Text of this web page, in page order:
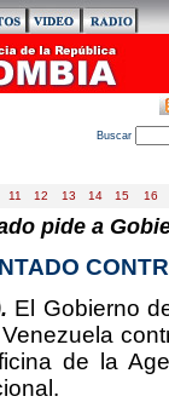
Buscar
11 12 13 14 15 16
pide a
El Gobierno
de la